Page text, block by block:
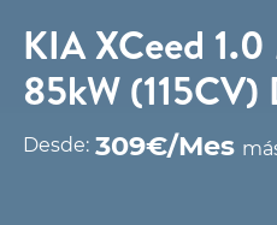
KIA XCeed
85kW (115CV)
Desde: 309€/Mes